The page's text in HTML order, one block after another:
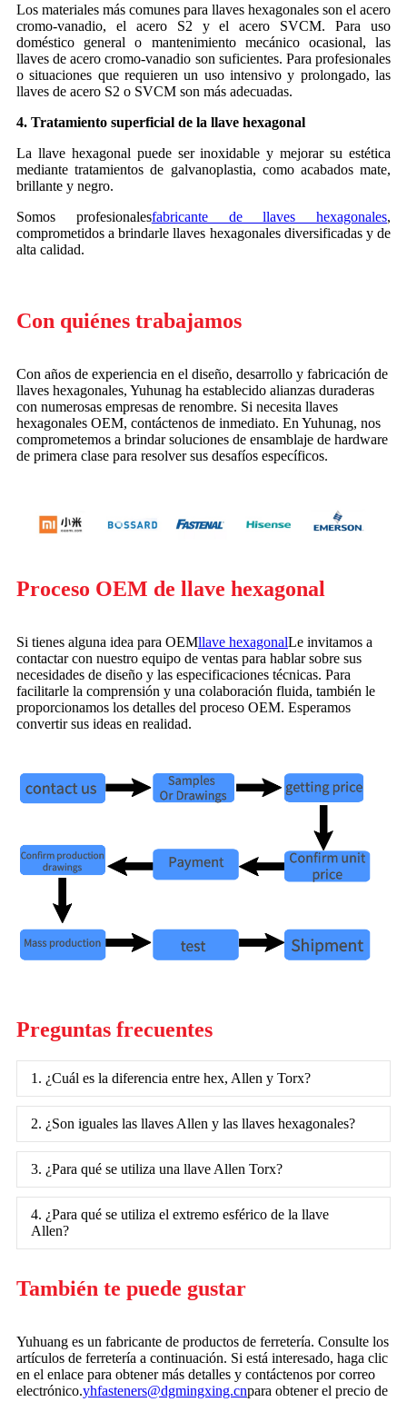
Los materiales más comunes para llaves hexagonales son el acero
cromo-vanadio, el acero S2 y el acero SVCM. Para uso
doméstico general o mantenimiento mecánico ocasional, las
llaves de acero cromo-vanadio son suficientes. Para profesionales
o situaciones que requieren un uso intensivo y prolongado, las
llaves de acero S2 o SVCM son más adecuadas.
4. Tratamiento superficial de la llave hexagonal
La llave hexagonal puede ser inoxidable y mejorar su estética
mediante tratamientos de galvanoplastia, como acabados mate,
brillante y negro.
Somos profesionalesfabricante de llaves hexagonales,
comprometidos a brindarle llaves hexagonales diversificadas y de
alta calidad.
Con quiénes trabajamos
Con años de experiencia en el diseño, desarrollo y fabricación de
llaves hexagonales, Yuhunag ha establecido alianzas duraderas
con numerosas empresas de renombre. Si necesita llaves
hexagonales OEM, contáctenos de inmediato. En Yuhunag, nos
comprometemos a brindar soluciones de ensamblaje de hardware
de primera clase para resolver sus desafíos específicos.
Proceso OEM de llave hexagonal
Si tienes alguna idea para OEMllave hexagonalLe invitamos a
contactar con nuestro equipo de ventas para hablar sobre sus
necesidades de diseño y las especificaciones técnicas. Para
facilitarle la comprensión y una colaboración fluida, también le
proporcionamos los detalles del proceso OEM. Esperamos
convertir sus ideas en realidad.
Preguntas frecuentes
1. ¿Cuál es la diferencia entre hex, Allen y Torx?
2. ¿Son iguales las llaves Allen y las llaves hexagonales?
3. ¿Para qué se utiliza una llave Allen Torx?
4. ¿Para qué se utiliza el extremo esférico de la llave
Allen?
También te puede gustar
Yuhuang es un fabricante de productos de ferretería. Consulte los
artículos de ferretería a continuación. Si está interesado, haga clic
en el enlace para obtener más detalles y contáctenos por correo
electrónico.yhfasteners@dgmingxing.cnpara obtener el precio de